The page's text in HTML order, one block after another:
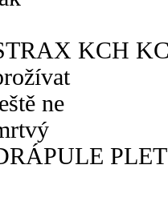
KCH
ne